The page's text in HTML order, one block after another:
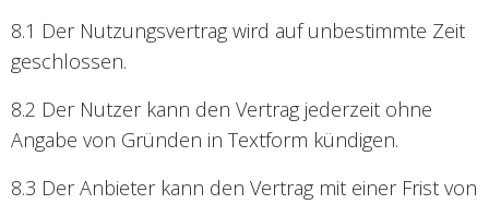
8.1 Der Nutzungsvertrag wird auf unbestimmte Zeit
geschlossen.
8.2 Der Nutzer kann den Vertrag jederzeit ohne
Angabe von Gründen in Textform kündigen.
8.3 Der Anbieter kann den Vertrag mit einer Frist von